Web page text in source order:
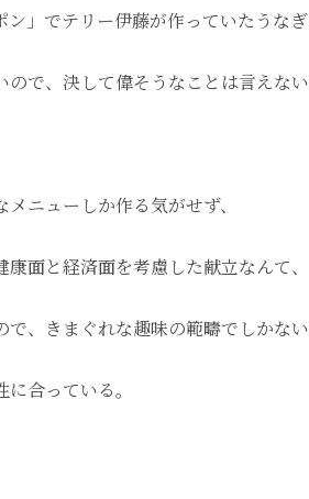
」でテリー伊藤が作っていたうなぎ
で、決して偉そうなことは言えない
ニューしか作る気がせず、
面と経済面を考慮した献立なんて、
、きまぐれな趣味の範疇でしかない
合っている。